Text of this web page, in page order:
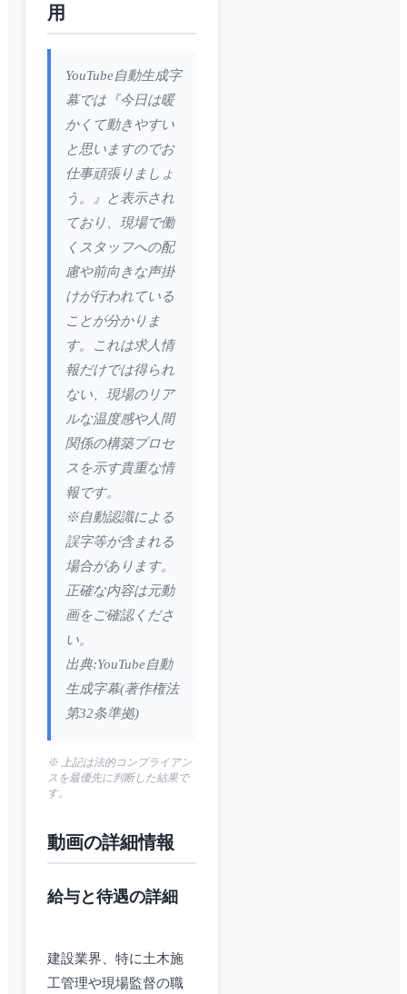
用
YouTube自動生成字
幕では『今日は暖
かくて動きやすい
と思いますのでお
仕事頑張りましょ
う。』と表示され
ており、現場で働
くスタッフへの配
慮や前向きな声掛
けが行われている
ことが分かりま
す。これは求人情
報だけでは得られ
ない、現場のリア
ルな温度感や人間
関係の構築プロセ
スを示す貴重な情
報です。
※自動認識による
誤字等が含まれる
場合があります。
正確な内容は元動
画をご確認くださ
い。
出典:YouTube自動
生成字幕(著作権法
第32条準拠)
※ 上記は法的コンプライアン
スを最優先に判断した結果で
す。
動画の詳細情報
給与と待遇の詳細
建設業界、特に土木施
工管理や現場監督の職